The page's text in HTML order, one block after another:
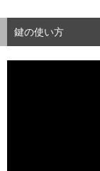
鍵の使い方